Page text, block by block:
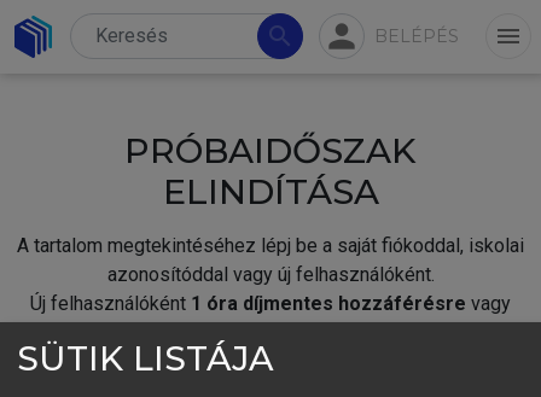
search person BELÉPÉS menu
PRÓBAIDŐSZAK
ELINDÍTÁSA
A tartalom megtekintéséhez lépj be a saját fiókoddal, iskolai
azonosítóddal vagy új felhasználóként.
Új felhasználóként 1 óra díjmentes hozzáférésre vagy
SÜTIK LISTÁJA